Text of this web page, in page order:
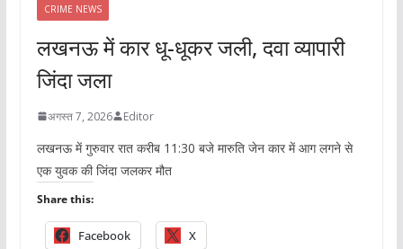
CRIME NEWS
लखनऊ में कार धू-धूकर जली, दवा व्यापारी
जिंदा जला
अगस्त 7, 2026 Editor
लखनऊ में गुरुवार रात करीब 11:30 बजे मारुति जेन कार में आग लगने से
एक युवक की जिंदा जलकर मौत
Share this:
Facebook X